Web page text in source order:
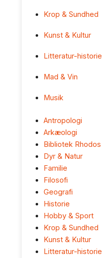
Krop & Sundhed
Kunst & Kultur
Litteratur-historie
Mad & Vin
Musik
Antropologi
Arkæologi
Bibliotek Rhodos
Dyr & Natur
Familie
Filosofi
Geografi
Historie
Hobby & Sport
Krop & Sundhed
Kunst & Kultur
Litteratur-historie